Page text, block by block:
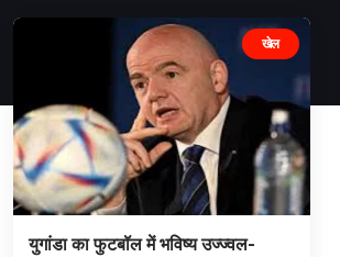
खेल
युगांडा का फुटबॉल में भविष्य उज्ज्वल-